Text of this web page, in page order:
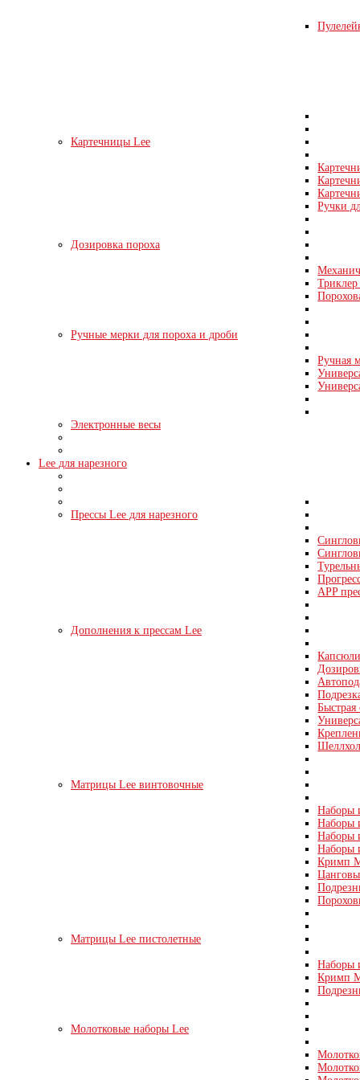
Картечницы Lee
Ручки
Дозировка пороха
Ручные мерки для пороха и дроби
Ручная
Электронные весы
Lee для нарезного
Прессы Lee для нарезного
APP
Дополнения к прессам Lee
Быстрая
Матрицы Lee винтовочные
Наборы
Наборы
Наборы
Наборы
Кримп
Матрицы Lee пистолетные
Наборы
Кримп
Молотковые наборы Lee